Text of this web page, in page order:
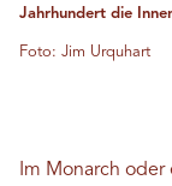
Jahrhundert die
Foto: Jim Urquhart
Im Monarch